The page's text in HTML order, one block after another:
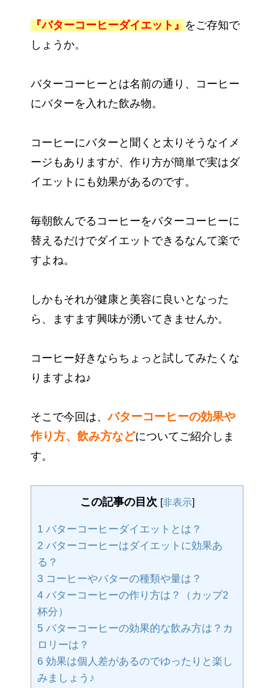
『バターコーヒーダイエット』 をご存知で
しょうか。
バターコーヒーとは名前の通り、コーヒー
にバターを入れた飲み物。
コーヒーにバターと聞くと太りそうなイメ
ージもありますが、作り方が簡単で実はダ
イエットにも効果があるのです。
毎朝飲んでるコーヒーをバターコーヒーに
替えるだけでダイエットできるなんて楽で
すよね。
しかもそれが健康と美容に良いとなった
ら、ますます興味が湧いてきませんか。
コーヒー好きならちょっと試してみたくな
りますよね♪
そこで今回は、バターコーヒーの効果や
作り方、飲み方などについてご紹介しま
す。
この記事の目次 [非表示]
1 バターコーヒーダイエットとは？
2 バターコーヒーはダイエットに効果あ
る？
3 コーヒーやバターの種類や量は？
4 バターコーヒーの作り方は？（カップ2
杯分）
5 バターコーヒーの効果的な飲み方は？カ
ロリーは？
6 効果は個人差があるのでゆったりと楽し
みましょう♪